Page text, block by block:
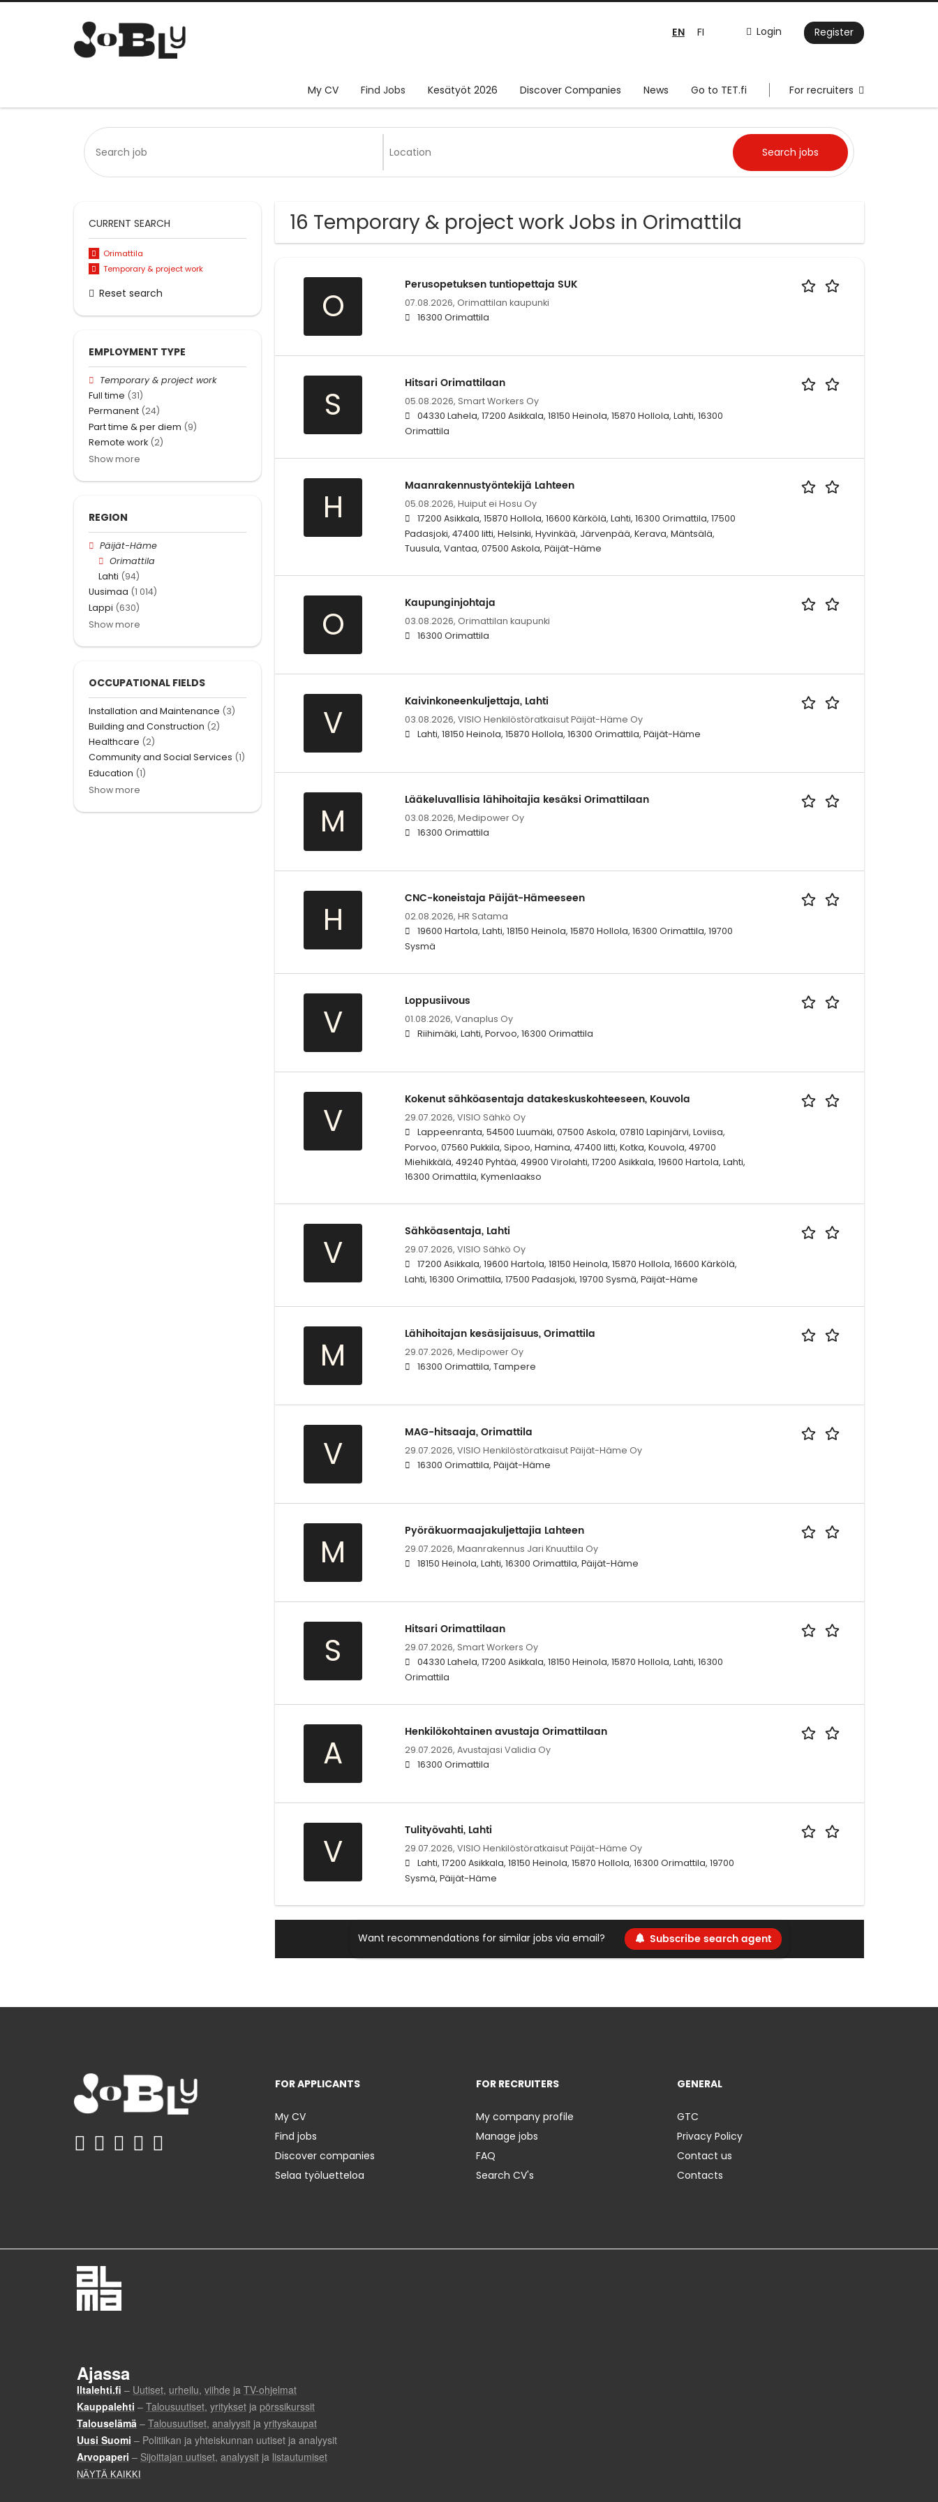
Login Register
EN FI
My CV Find Jobs Kesätyöt 2026 Discover Companies News Go to TET.fi For recruiters
16 Temporary & project work Jobs in Orimattila
O
Perusopetuksen tuntiopettaja SUK
07.08.2026, Orimattilan kaupunki
16300 Orimattila
S
Hitsari Orimattilaan
05.08.2026, Smart Workers Oy
04330 Lahela, 17200 Asikkala, 18150 Heinola, 15870 Hollola, Lahti, 16300
Orimattila
H
Maanrakennustyöntekijä Lahteen
05.08.2026, Huiput ei Hosu Oy
17200 Asikkala, 15870 Hollola, 16600 Kärkölä, Lahti, 16300 Orimattila, 17500
Padasjoki, 47400 Iitti, Helsinki, Hyvinkää, Järvenpää, Kerava, Mäntsälä,
Tuusula, Vantaa, 07500 Askola, Päijät-Häme
O
Kaupunginjohtaja
03.08.2026, Orimattilan kaupunki
16300 Orimattila
V
Kaivinkoneenkuljettaja, Lahti
03.08.2026, VISIO Henkilöstöratkaisut Päijät-Häme Oy
Lahti, 18150 Heinola, 15870 Hollola, 16300 Orimattila, Päijät-Häme
M
Lääkeluvallisia lähihoitajia kesäksi Orimattilaan
03.08.2026, Medipower Oy
16300 Orimattila
H
CNC-koneistaja Päijät-Hämeeseen
02.08.2026, HR Satama
19600 Hartola, Lahti, 18150 Heinola, 15870 Hollola, 16300 Orimattila, 19700
Sysmä
V
Loppusiivous
01.08.2026, Vanaplus Oy
Riihimäki, Lahti, Porvoo, 16300 Orimattila
V
Kokenut sähköasentaja datakeskuskohteeseen, Kouvola
29.07.2026, VISIO Sähkö Oy
Lappeenranta, 54500 Luumäki, 07500 Askola, 07810 Lapinjärvi, Loviisa,
Porvoo, 07560 Pukkila, Sipoo, Hamina, 47400 Iitti, Kotka, Kouvola, 49700
Miehikkälä, 49240 Pyhtää, 49900 Virolahti, 17200 Asikkala, 19600 Hartola, Lahti,
16300 Orimattila, Kymenlaakso
V
Sähköasentaja, Lahti
29.07.2026, VISIO Sähkö Oy
17200 Asikkala, 19600 Hartola, 18150 Heinola, 15870 Hollola, 16600 Kärkölä,
Lahti, 16300 Orimattila, 17500 Padasjoki, 19700 Sysmä, Päijät-Häme
M
Lähihoitajan kesäsijaisuus, Orimattila
29.07.2026, Medipower Oy
16300 Orimattila, Tampere
V
MAG-hitsaaja, Orimattila
29.07.2026, VISIO Henkilöstöratkaisut Päijät-Häme Oy
16300 Orimattila, Päijät-Häme
M
Pyöräkuormaajakuljettajia Lahteen
29.07.2026, Maanrakennus Jari Knuuttila Oy
18150 Heinola, Lahti, 16300 Orimattila, Päijät-Häme
S
Hitsari Orimattilaan
29.07.2026, Smart Workers Oy
04330 Lahela, 17200 Asikkala, 18150 Heinola, 15870 Hollola, Lahti, 16300
Orimattila
A
Henkilökohtainen avustaja Orimattilaan
29.07.2026, Avustajasi Validia Oy
16300 Orimattila
V
Tulityövahti, Lahti
29.07.2026, VISIO Henkilöstöratkaisut Päijät-Häme Oy
Lahti, 17200 Asikkala, 18150 Heinola, 15870 Hollola, 16300 Orimattila, 19700
Sysmä, Päijät-Häme
Want recommendations for similar jobs via email? Subscribe search agent
CURRENT SEARCH
Orimattila
Temporary & project work
Reset search
EMPLOYMENT TYPE
Temporary & project work
Full time (31)
Permanent (24)
Part time & per diem (9)
Remote work (2)
Show more
REGION
Päijät-Häme
Orimattila
Lahti (94)
Uusimaa (1 014)
Lappi (630)
Show more
OCCUPATIONAL FIELDS
Installation and Maintenance (3)
Building and Construction (2)
Healthcare (2)
Community and Social Services (1)
Education (1)
Show more
FOR APPLICANTS
My CV
Find jobs
Discover companies
Selaa työluetteloa
FOR RECRUITERS
My company profile
Manage jobs
FAQ
Search CV's
GENERAL
GTC
Privacy Policy
Contact us
Contacts